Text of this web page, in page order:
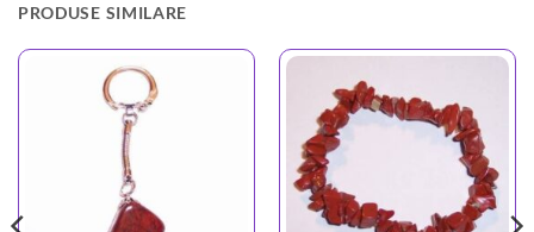
PRODUSE SIMILARE